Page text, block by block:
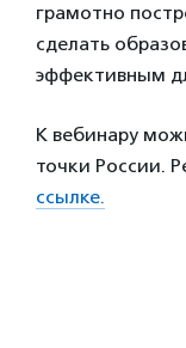
грамотно
сделать
эффективным
К вебинару
точки России.
ссылке.